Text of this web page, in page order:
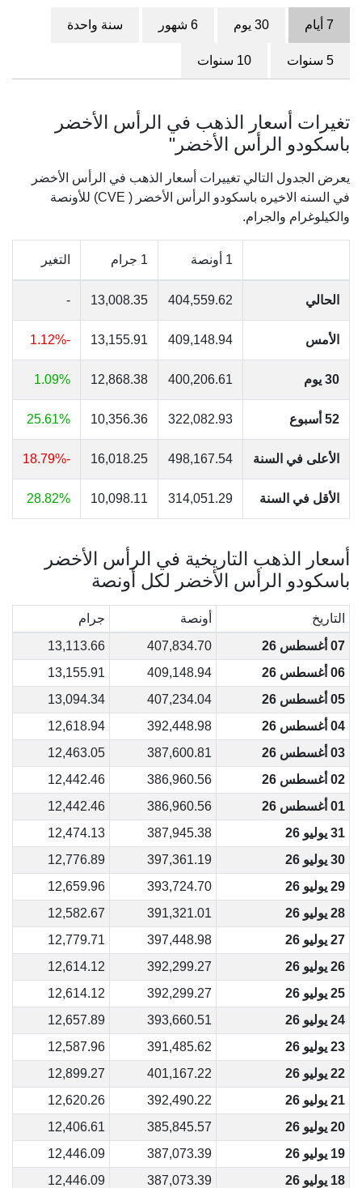
7 أيام 30 يوم 6 شهور سنة واحدة
5 سنوات 10 سنوات
تغيرات أسعار الذهب في الرأس الأخضر
باسكودو الرأس الأخضر"
يعرض الجدول التالي تغييرات أسعار الذهب في الرأس الأخضر
في السنه الاخيره باسكودو الرأس الأخضر ( CVE) للأونصة
والكيلوغرام والجرام.
1 أونصة 1 جرام التغير
الحالي 404,559.62
13,008.35
-
الأمس 409,148.94
13,155.91
-1.12%
30 يوم 400,206.61
12,868.38
1.09%
52 أسبوع 322,082.93
10,356.36
25.61%
الأعلى في السنة 498,167.54
16,018.25
-18.79%
الأقل في السنة 314,051.29
10,098.11
28.82%
أسعار الذهب التاريخية في الرأس الأخضر
باسكودو الرأس الأخضر لكل أونصة
التاريخ أونصة
جرام
07 أغسطس 26
407,834.70
13,113.66
06 أغسطس 26
409,148.94
13,155.91
05 أغسطس 26
407,234.04
13,094.34
04 أغسطس 26
392,448.98
12,618.94
03 أغسطس 26
387,600.81
12,463.05
02 أغسطس 26
386,960.56
12,442.46
01 أغسطس 26
386,960.56
12,442.46
31 يوليو 26
387,945.38
12,474.13
30 يوليو 26
397,361.19
12,776.89
29 يوليو 26
393,724.70
12,659.96
28 يوليو 26
391,321.01
12,582.67
27 يوليو 26
397,448.98
12,779.71
26 يوليو 26
392,299.27
12,614.12
25 يوليو 26
392,299.27
12,614.12
24 يوليو 26
393,660.51
12,657.89
23 يوليو 26
391,485.62
12,587.96
22 يوليو 26
401,167.22
12,899.27
21 يوليو 26
392,490.22
12,620.26
20 يوليو 26
385,845.57
12,406.61
19 يوليو 26
387,073.39
12,446.09
18 يوليو 26
387,073.39
12,446.09